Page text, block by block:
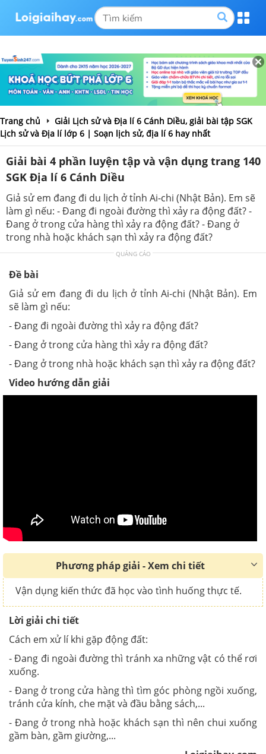
Trang chủ
Giải Lịch sử và Địa lí 6 Cánh Diều, giải bài tập SGK
Lịch sử và Địa lí lớp 6 | Soạn lịch sử, địa lí 6 hay nhất
Giải bài 4 phần luyện tập và vận dụng trang 140
SGK Địa lí 6 Cánh Diều
Giả sử em đang đi du lịch ở tỉnh Ai-chi (Nhật Bản). Em sẽ
làm gì nếu: - Đang đi ngoài đường thì xảy ra động đất? -
Đang ở trong cửa hàng thì xảy ra động đất? - Đang ở
trong nhà hoặc khách sạn thì xảy ra động đất?
QUẢNG CÁO
Đề bài
Giả sử em đang đi du lịch ở tỉnh Ai-chi (Nhật Bản). Em
sẽ làm gì nếu:
- Đang đi ngoài đường thì xảy ra động đất?
- Đang ở trong cửa hàng thì xảy ra động đất?
- Đang ở trong nhà hoặc khách sạn thì xảy ra động đất?
Video hướng dẫn giải
Phương pháp giải - Xem chi tiết
Vận dụng kiến thức đã học vào tình huống thực tế.
Lời giải chi tiết
Cách em xử lí khi gặp động đất:
- Đang đi ngoài đường thì tránh xa những vật có thể rơi
xuống.
- Đang ở trong cửa hàng thì tìm góc phòng ngồi xuống,
tránh cửa kính, che mặt và đầu bằng sách,...
- Đang ở trong nhà hoặc khách sạn thì nên chui xuống
gầm bàn, gầm giường,...